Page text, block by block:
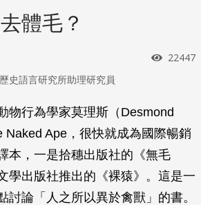
體毛？
瀏覽次
22447
史語言研究所助理研究員
物行為學家莫理斯（Desmond
Naked Ape，很快就成為國際暢銷
本，一是拾穗出版社的《無毛
學出版社推出的《裸猿》。這是一
討論「人之所以異於禽獸」的書。